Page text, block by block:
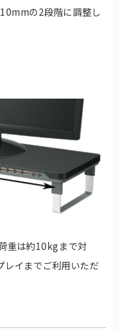
の2段階に調整し
重は約10kgまで対
レイまでご利用いただ